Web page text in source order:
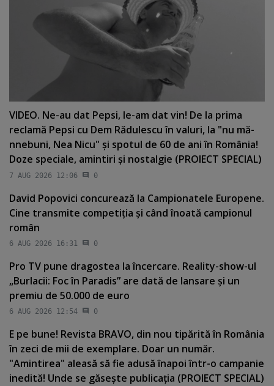
VIDEO. Ne-au dat Pepsi, le-am dat vin! De la prima
reclamă Pepsi cu Dem Rădulescu în valuri, la "nu mă-
nnebuni, Nea Nicu" şi spotul de 60 de ani în România!
Doze speciale, amintiri şi nostalgie (PROIECT SPECIAL)
7 AUG 2026 12:06 0
David Popovici concurează la Campionatele Europene.
Cine transmite competiţia şi când înoată campionul
român
6 AUG 2026 16:31 0
Pro TV pune dragostea la încercare. Reality-show-ul
„Burlacii: Foc în Paradis” are dată de lansare şi un
premiu de 50.000 de euro
6 AUG 2026 12:54 0
E pe bune! Revista BRAVO, din nou tipărită în România
în zeci de mii de exemplare. Doar un număr.
"Amintirea" aleasă să fie adusă înapoi într-o campanie
inedită! Unde se găseşte publicaţia (PROIECT SPECIAL)